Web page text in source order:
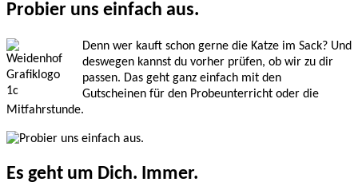
Probier uns einfach aus.
Denn wer kauft schon gerne die Katze im Sack? Und
deswegen kannst du vorher prüfen, ob wir zu dir
passen. Das geht ganz einfach mit den
Gutscheinen für den Probeunterricht oder die
Mitfahrstunde.
Es geht um Dich. Immer.